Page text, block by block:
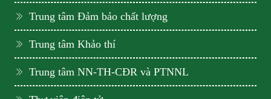
Trung tâm Đảm bảo chất lượng
Trung tâm Khảo thí
Trung tâm NN-TH-CĐR và PTNNL